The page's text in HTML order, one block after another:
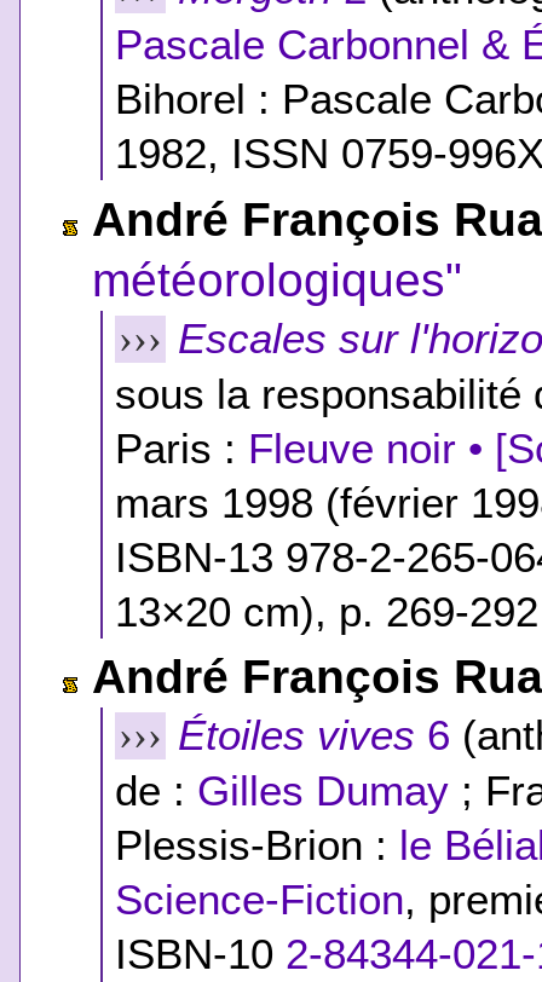
Pascale Carbonnel &
Bihorel : Pascale
1982, ISSN 0759-
André François
météorologiques"
››› Escales sur
sous la
Paris : Fleuve noir •
mars 1998 (février
ISBN-13 978-2-265-
13×20 cm), p. 269-
André François
››› Étoiles vives 6
de : Gilles Dumay ;
Plessis-Brion : le
Science-Fiction,
ISBN-10 2-84344-